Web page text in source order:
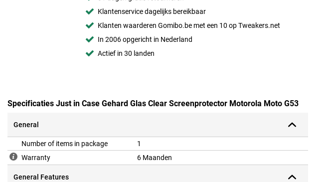
Klantenservice dagelijks bereikbaar
Klanten waarderen Gomibo.be met een 10 op Tweakers.net
In 2006 opgericht in Nederland
Actief in 30 landen
Specificaties Just in Case Gehard Glas Clear Screenprotector Motorola Moto G53
General
Number of items in package
1
Warranty
6 Maanden
General Features